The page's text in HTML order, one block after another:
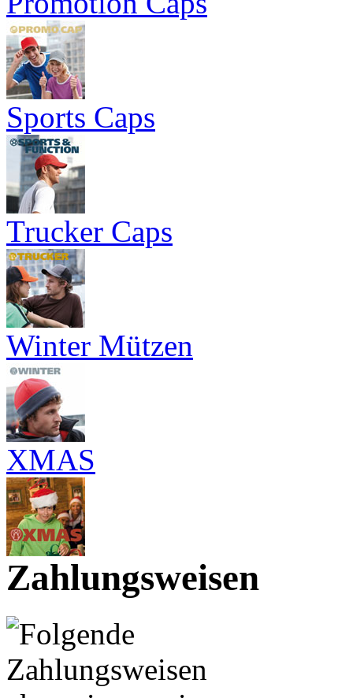
Sports Caps
Trucker Caps
Winter Mützen
XMAS
Zahlungsweisen